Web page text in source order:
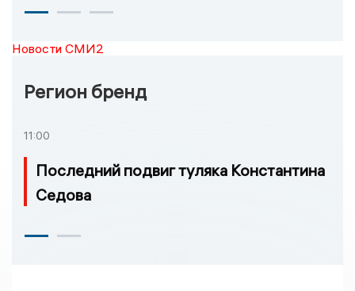
Новости СМИ2
Регион бренд
11:00
Последний подвиг туляка Константина
Седова